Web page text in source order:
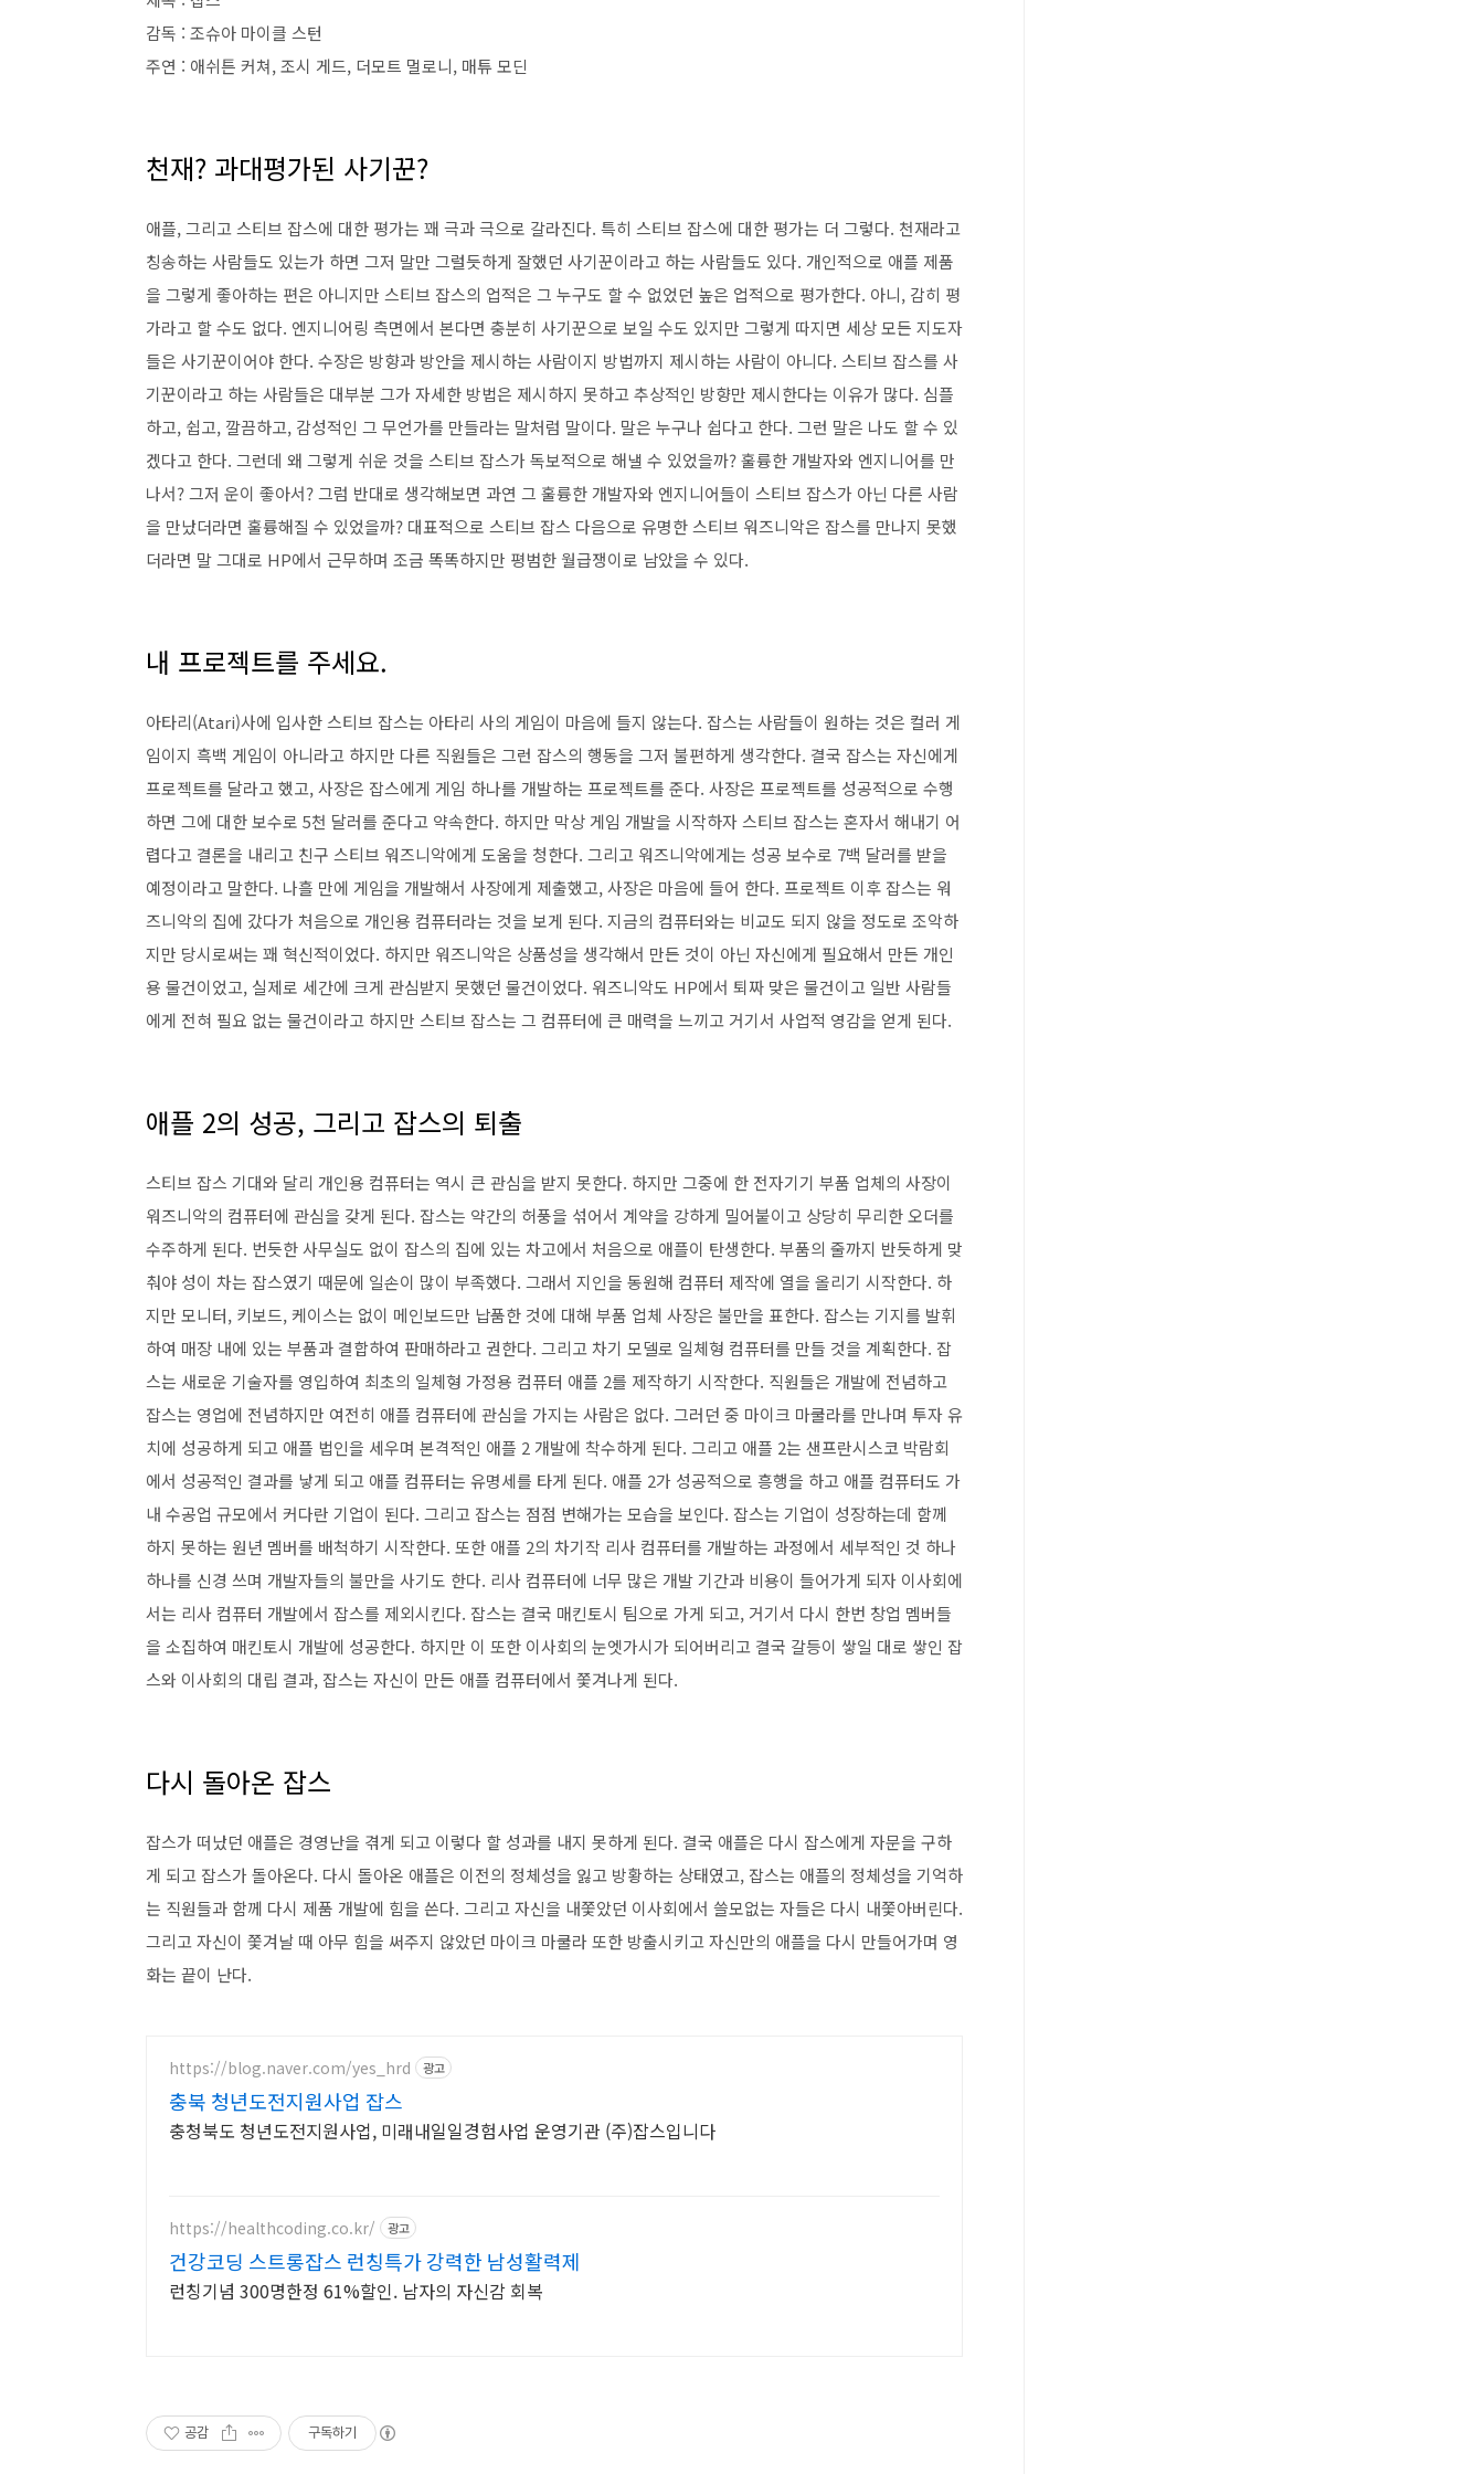
감독 : 조슈아 마이클 스턴
주연 : 애쉬튼 커쳐, 조시 게드, 더모트 멀로니, 매튜 모딘
천재? 과대평가된 사기꾼?
애플, 그리고 스티브 잡스에 대한 평가는 꽤 극과 극으로 갈라진다. 특히 스티브 잡스에 대한 평가는 더 그렇다. 천재라고
칭송하는 사람들도 있는가 하면 그저 말만 그럴듯하게 잘했던 사기꾼이라고 하는 사람들도 있다. 개인적으로 애플 제품
을 그렇게 좋아하는 편은 아니지만 스티브 잡스의 업적은 그 누구도 할 수 없었던 높은 업적으로 평가한다. 아니, 감히 평
가라고 할 수도 없다. 엔지니어링 측면에서 본다면 충분히 사기꾼으로 보일 수도 있지만 그렇게 따지면 세상 모든 지도자
들은 사기꾼이어야 한다. 수장은 방향과 방안을 제시하는 사람이지 방법까지 제시하는 사람이 아니다. 스티브 잡스를 사
기꾼이라고 하는 사람들은 대부분 그가 자세한 방법은 제시하지 못하고 추상적인 방향만 제시한다는 이유가 많다. 심플
하고, 쉽고, 깔끔하고, 감성적인 그 무언가를 만들라는 말처럼 말이다. 말은 누구나 쉽다고 한다. 그런 말은 나도 할 수 있
겠다고 한다. 그런데 왜 그렇게 쉬운 것을 스티브 잡스가 독보적으로 해낼 수 있었을까? 훌륭한 개발자와 엔지니어를 만
나서? 그저 운이 좋아서? 그럼 반대로 생각해보면 과연 그 훌륭한 개발자와 엔지니어들이 스티브 잡스가 아닌 다른 사람
을 만났더라면 훌륭해질 수 있었을까? 대표적으로 스티브 잡스 다음으로 유명한 스티브 워즈니악은 잡스를 만나지 못했
더라면 말 그대로 HP에서 근무하며 조금 똑똑하지만 평범한 월급쟁이로 남았을 수 있다.
내 프로젝트를 주세요.
아타리(Atari)사에 입사한 스티브 잡스는 아타리 사의 게임이 마음에 들지 않는다. 잡스는 사람들이 원하는 것은 컬러 게
임이지 흑백 게임이 아니라고 하지만 다른 직원들은 그런 잡스의 행동을 그저 불편하게 생각한다. 결국 잡스는 자신에게
프로젝트를 달라고 했고, 사장은 잡스에게 게임 하나를 개발하는 프로젝트를 준다. 사장은 프로젝트를 성공적으로 수행
하면 그에 대한 보수로 5천 달러를 준다고 약속한다. 하지만 막상 게임 개발을 시작하자 스티브 잡스는 혼자서 해내기 어
렵다고 결론을 내리고 친구 스티브 워즈니악에게 도움을 청한다. 그리고 워즈니악에게는 성공 보수로 7백 달러를 받을
예정이라고 말한다. 나흘 만에 게임을 개발해서 사장에게 제출했고, 사장은 마음에 들어 한다. 프로젝트 이후 잡스는 워
즈니악의 집에 갔다가 처음으로 개인용 컴퓨터라는 것을 보게 된다. 지금의 컴퓨터와는 비교도 되지 않을 정도로 조악하
지만 당시로써는 꽤 혁신적이었다. 하지만 워즈니악은 상품성을 생각해서 만든 것이 아닌 자신에게 필요해서 만든 개인
용 물건이었고, 실제로 세간에 크게 관심받지 못했던 물건이었다. 워즈니악도 HP에서 퇴짜 맞은 물건이고 일반 사람들
에게 전혀 필요 없는 물건이라고 하지만 스티브 잡스는 그 컴퓨터에 큰 매력을 느끼고 거기서 사업적 영감을 얻게 된다.
애플 2의 성공, 그리고 잡스의 퇴출
스티브 잡스 기대와 달리 개인용 컴퓨터는 역시 큰 관심을 받지 못한다. 하지만 그중에 한 전자기기 부품 업체의 사장이
워즈니악의 컴퓨터에 관심을 갖게 된다. 잡스는 약간의 허풍을 섞어서 계약을 강하게 밀어붙이고 상당히 무리한 오더를
수주하게 된다. 번듯한 사무실도 없이 잡스의 집에 있는 차고에서 처음으로 애플이 탄생한다. 부품의 줄까지 반듯하게 맞
춰야 성이 차는 잡스였기 때문에 일손이 많이 부족했다. 그래서 지인을 동원해 컴퓨터 제작에 열을 올리기 시작한다. 하
지만 모니터, 키보드, 케이스는 없이 메인보드만 납품한 것에 대해 부품 업체 사장은 불만을 표한다. 잡스는 기지를 발휘
하여 매장 내에 있는 부품과 결합하여 판매하라고 권한다. 그리고 차기 모델로 일체형 컴퓨터를 만들 것을 계획한다. 잡
스는 새로운 기술자를 영입하여 최초의 일체형 가정용 컴퓨터 애플 2를 제작하기 시작한다. 직원들은 개발에 전념하고
잡스는 영업에 전념하지만 여전히 애플 컴퓨터에 관심을 가지는 사람은 없다. 그러던 중 마이크 마쿨라를 만나며 투자 유
치에 성공하게 되고 애플 법인을 세우며 본격적인 애플 2 개발에 착수하게 된다. 그리고 애플 2는 샌프란시스코 박람회
에서 성공적인 결과를 낳게 되고 애플 컴퓨터는 유명세를 타게 된다. 애플 2가 성공적으로 흥행을 하고 애플 컴퓨터도 가
내 수공업 규모에서 커다란 기업이 된다. 그리고 잡스는 점점 변해가는 모습을 보인다. 잡스는 기업이 성장하는데 함께
하지 못하는 원년 멤버를 배척하기 시작한다. 또한 애플 2의 차기작 리사 컴퓨터를 개발하는 과정에서 세부적인 것 하나
하나를 신경 쓰며 개발자들의 불만을 사기도 한다. 리사 컴퓨터에 너무 많은 개발 기간과 비용이 들어가게 되자 이사회에
서는 리사 컴퓨터 개발에서 잡스를 제외시킨다. 잡스는 결국 매킨토시 팀으로 가게 되고, 거기서 다시 한번 창업 멤버들
을 소집하여 매킨토시 개발에 성공한다. 하지만 이 또한 이사회의 눈엣가시가 되어버리고 결국 갈등이 쌓일 대로 쌓인 잡
스와 이사회의 대립 결과, 잡스는 자신이 만든 애플 컴퓨터에서 쫓겨나게 된다.
다시 돌아온 잡스
잡스가 떠났던 애플은 경영난을 겪게 되고 이렇다 할 성과를 내지 못하게 된다. 결국 애플은 다시 잡스에게 자문을 구하
게 되고 잡스가 돌아온다. 다시 돌아온 애플은 이전의 정체성을 잃고 방황하는 상태였고, 잡스는 애플의 정체성을 기억하
는 직원들과 함께 다시 제품 개발에 힘을 쓴다. 그리고 자신을 내쫓았던 이사회에서 쓸모없는 자들은 다시 내쫓아버린다.
그리고 자신이 쫓겨날 때 아무 힘을 써주지 않았던 마이크 마쿨라 또한 방출시키고 자신만의 애플을 다시 만들어가며 영
화는 끝이 난다.
https://blog.naver.com/yes_hrd 광고
충북 청년도전지원사업 잡스
충청북도 청년도전지원사업, 미래내일일경험사업 운영기관 (주)잡스입니다
https://healthcoding.co.kr/ 광고
건강코딩 스트롱잡스 런칭특가 강력한 남성활력제
런칭기념 300명한정 61%할인. 남자의 자신감 회복
공감 구독하기